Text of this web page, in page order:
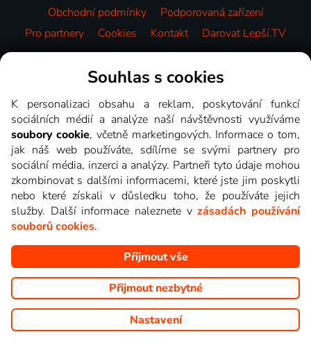
Obchodní podmínky
Podporovaná zařízení
Pro partnery
Cookies Kontakt Darovat Lepší.TV
Videotéka
Copyright © goNET s.r.o. Na tomto webu jsou zobrazovány
obrázky z pořadů TV stanic, které můžete sledovat v Lepší.TV.
Souhlas s cookies
K personalizaci obsahu a reklam, poskytování funkcí
sociálních médií a analýze naší návštěvnosti využíváme
soubory cookie, včetně marketingových. Informace o tom,
jak náš web používáte, sdílíme se svými partnery pro
sociální média, inzerci a analýzy. Partneři tyto údaje mohou
zkombinovat s dalšími informacemi, které jste jim poskytli
nebo které získali v důsledku toho, že používáte jejich
služby. Další informace naleznete vzásadách používání
souborů cookies.
Přijmout vše
Přijmout nezbytné
Nastavení